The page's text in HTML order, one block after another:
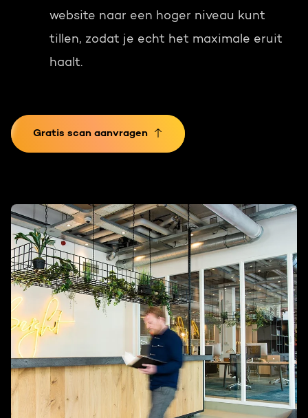
website naar een hoger niveau kunt
tillen, zodat je echt het maximale eruit
haalt.
Gratis scan aanvragen